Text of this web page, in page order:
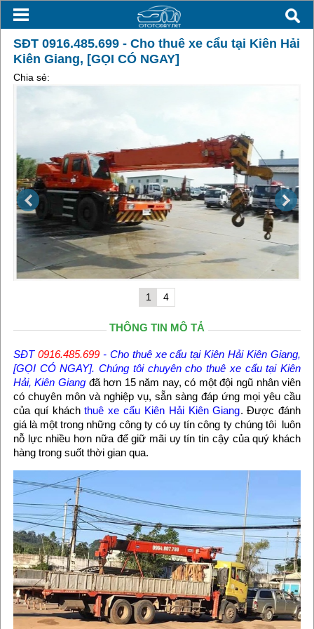
SĐT 0916.485.699 - Cho thuê xe cẩu tại Kiên Hải
Kiên Giang, [GỌI CÓ NGAY]
Chia sẻ:
1 4
THÔNG TIN MÔ TẢ
SĐT 0916.485.699- Cho thuê xe cẩu tại Kiên Hải Kiên Giang,
[GỌI CÓ NGAY]. Chúng tôi chuyêncho thuê xe cẩu tại Kiên
Hải, Kiên Giangđã hơn 15 năm nay, có một đội ngũ nhân viên
có chuyên môn và nghiệp vụ, sẵn sàng đáp ứng mọi yêu cầu
của quí kháchthuê xe cẩu Kiên Hải Kiên Giang. Được đánh
giá là một trong những công ty có uy tín công ty chúng tôi luôn
nỗ lực nhiều hơn nữa để giữ mãi uy tín tin cậy của quý khách
hàng trong suốt thời gian qua.